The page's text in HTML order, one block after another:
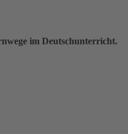
im Deutschunterricht.